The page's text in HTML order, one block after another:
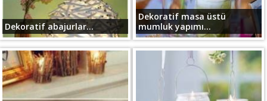
Dekoratif abajurlar...
Dekoratif masa üstü
mumluk yapımı...